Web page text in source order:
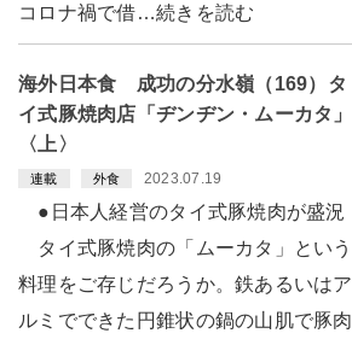
コロナ禍で借…続きを読む
海外日本食 成功の分水嶺（169）タ
イ式豚焼肉店「ヂンヂン・ムーカタ」
〈上〉
連載 外食 2023.07.19
●日本人経営のタイ式豚焼肉が盛況
タイ式豚焼肉の「ムーカタ」という
料理をご存じだろうか。鉄あるいはア
ルミでできた円錐状の鍋の山肌で豚肉